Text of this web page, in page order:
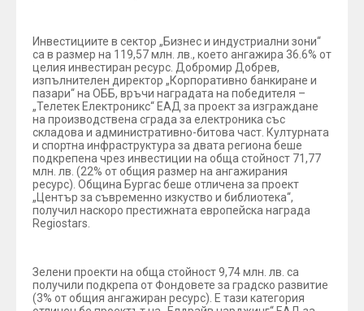
Инвестициите в сектор „Бизнес и индустриални зони“
са в размер на 119,57 млн. лв., което ангажира 36.6% от
целия инвестиран ресурс. Добромир Добрев,
изпълнителен директор „Корпоративно банкиране и
пазари“ на ОББ, връчи наградата на победителя –
„Телетек Електроникс“ ЕАД за проект за изграждане
на производствена сграда за електроника със
складова и административно-битова част. Културната
и спортна инфраструктура за двата региона беше
подкрепена чрез инвестиции на обща стойност 71,77
млн. лв. (22% от общия размер на ангажирания
ресурс). Община Бургас беше отличена за проект
„Център за съвременно изкуство и библиотека“,
получил наскоро престижната европейска награда
Regiostars.
Зелени проекти на обща стойност 9,74 млн. лв. са
получили подкрепа от Фондовете за градско развитие
(3% от общия ангажиран ресурс). Е тази категория